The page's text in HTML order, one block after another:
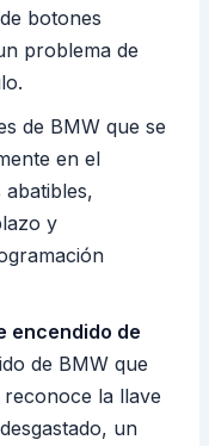
botones
problema de
de BMW que se
en el
abatibles,
y
encendido de
de BMW que
la llave
un